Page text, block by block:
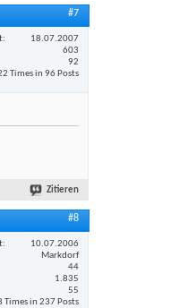
#7
18.07.2007
603
92
Times in 96 Posts
Zitieren
#8
10.07.2006
Markdorf
44
1.835
55
Times in 237 Posts